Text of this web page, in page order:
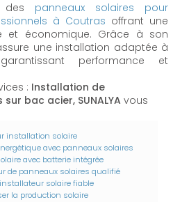
des panneaux solaires pour
à Coutras offrant une
et économique. Grâce à son
une installation adaptée à
performance et
: Installation de
bac acier, SUNALYA vous
installation solaire
avec panneaux solaires
avec batterie intégrée
de panneaux solaires qualifié
solaire fiable
la production solaire